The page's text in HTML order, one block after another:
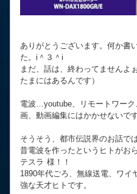
ありがとうございます。何か書
た。i＾３＾i
まだ、話は、終わってません
たまにはあるんです）
電波…youtube、リモートワー
画、動画編集にはかかせないです
そうそう、都市伝説界のお話では
昔電波を作ったというヒトがお
テスラ 様！！
1890年代ごろ、無線送電、ワ
強な天才ヒトです。